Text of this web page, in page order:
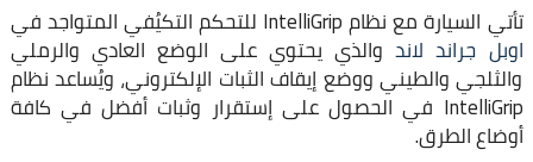
تأتي السيارة مع نظام IntelliGrip للتحكم التكيُفي المتواجد في
اوبل جراند لاندوالذي يحتوي على الوضع العادي والرملي
والثلجي والطيني ووضع إيقاف الثبات الإلكتروني، ويُساعد نظام
IntelliGrip في الحصول على إستقرار وثبات أفضل في كافة
أوضاع الطرق.